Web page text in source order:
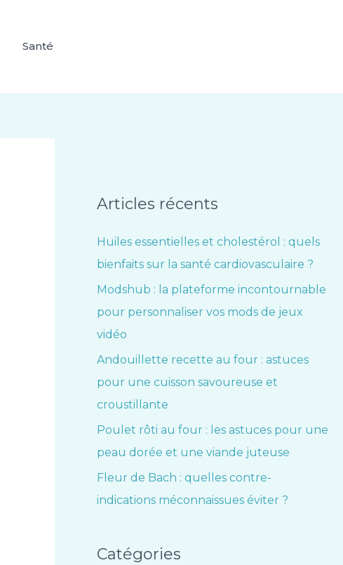
Santé
Articles récents
Huiles essentielles et cholestérol : quels
bienfaits sur la santé cardiovasculaire ?
Modshub : la plateforme incontournable
pour personnaliser vos mods de jeux
vidéo
Andouillette recette au four : astuces
pour une cuisson savoureuse et
croustillante
Poulet rôti au four : les astuces pour une
peau dorée et une viande juteuse
Fleur de Bach : quelles contre-
indications méconnaissues éviter ?
Catégories